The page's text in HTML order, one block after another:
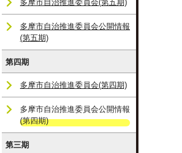
多摩市自治推進委員会(第五期)
多摩市自治推進委員会公開情報
(第五期)
第四期
多摩市自治推進委員会(第四期)
多摩市自治推進委員会公開情報
(第四期)
第三期